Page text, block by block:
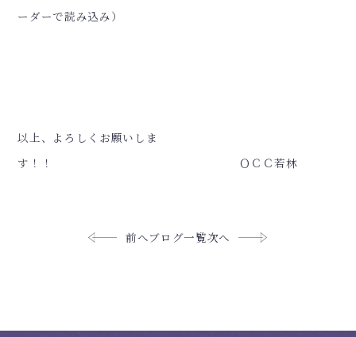
ーダーで読み込み）
以上、よろしくお願いしま
す！！ ＯＣＣ若林
前へブログ一覧次へ